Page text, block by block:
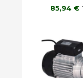
85,94€